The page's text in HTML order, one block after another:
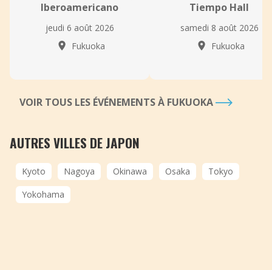
Iberoamericano
jeudi 6 août 2026
Fukuoka
Tiempo Hall
samedi 8 août 2026
Fukuoka
VOIR TOUS LES ÉVÉNEMENTS À FUKUOKA
AUTRES VILLES DE JAPON
Kyoto Nagoya Okinawa Osaka
Tokyo
Yokohama